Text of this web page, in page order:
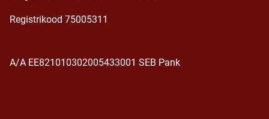
Registrikood 75005311
A/A EE821010302005433001 SEB Pank